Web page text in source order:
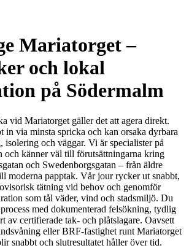
Mariatorget –
och lokal
på Södermalm
vid Mariatorget gäller det att agera direkt.
in via minsta spricka och kan orsaka dyrbara
och väggar. Vi är specialister på
och känner väl till förutsättningarna kring
och Swedenborgsgatan – från äldre
moderna papptak. Vår jour rycker ut snabbt,
tätning vid behov och genomför
som tål väder, vind och stadsmiljö. Du
med dokumenterad felsökning, tydlig
av certifierade tak- och plåtslagare. Oavsett
eller BRF-fastighet runt Mariatorget
snabbt och slutresultatet håller över tid.